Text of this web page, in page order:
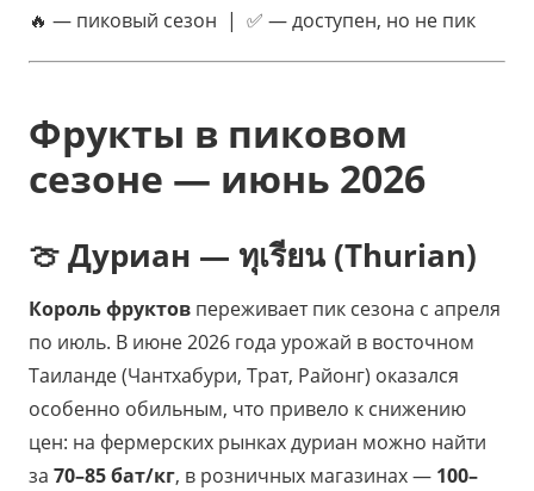
🔥 — пиковый сезон | ✅ — доступен, но не пик
Фрукты в пиковом
сезоне — июнь 2026
🍈 Дуриан — ทุเรียน (Thurian)
Король фруктов переживает пик сезона с апреля
по июль. В июне 2026 года урожай в восточном
Таиланде (Чантхабури, Трат, Районг) оказался
особенно обильным, что привело к снижению
цен: на фермерских рынках дуриан можно найти
за 70–85 бат/кг, в розничных магазинах — 100–